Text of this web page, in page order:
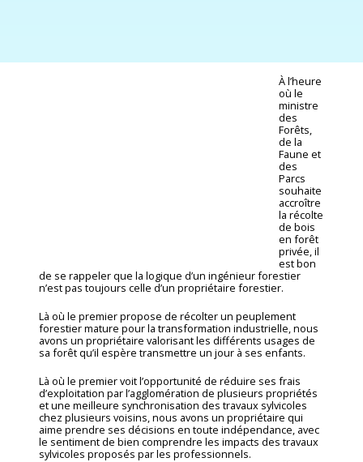
À l’heure
où le
ministre
des
Forêts,
de la
Faune et
des
Parcs
souhaite
accroître
la récolte
de bois
en forêt
privée, il
est bon
de se rappeler que la logique d’un ingénieur forestier
n’est pas toujours celle d’un propriétaire forestier.
Là où le premier propose de récolter un peuplement
forestier mature pour la transformation industrielle, nous
avons un propriétaire valorisant les différents usages de
sa forêt qu’il espère transmettre un jour à ses enfants.
Là où le premier voit l’opportunité de réduire ses frais
d’exploitation par l’agglomération de plusieurs propriétés
et une meilleure synchronisation des travaux sylvicoles
chez plusieurs voisins, nous avons un propriétaire qui
aime prendre ses décisions en toute indépendance, avec
le sentiment de bien comprendre les impacts des travaux
sylvicoles proposés par les professionnels.